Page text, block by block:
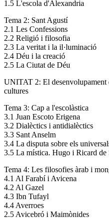
1.5 L'escola d'Alexandria
Tema 2: Sant Agustí
2.1 Les Confessions
2.2 Religió i filosofia
2.3 La veritat i la il·luminació
2.4 Déu i la creació
2.5 La Ciutat de Déu
UNITAT 2: El desenvolupament
cultures
Tema 3: Cap a l'escolàstica
3.1 Juan Escoto Erigena
3.2 Dialèctics i antidialèctics
3.3 Sant Anselm
3.4 La disputa sobre els
3.5 La mística. Hugo i Ricard de
Tema 4: Les filosofies àrab i
4.1 Al Farabí i Avicena
4.2 Al Gazel
4.3 Ibn Tufayl
4.4 Averroes
2.5 Avicebró i Maimònides